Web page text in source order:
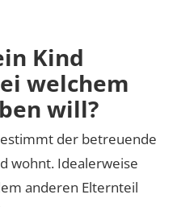
Kind
welchem
will?
der betreuende
wohnt. Idealerweise
anderen Elternteil